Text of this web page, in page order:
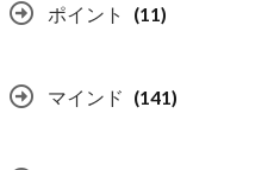
ポイント (11)
マインド (141)